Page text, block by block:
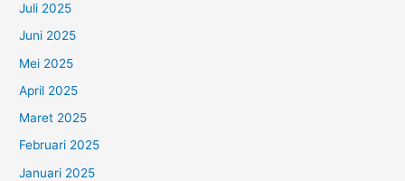
Juli 2025
Juni 2025
Mei 2025
April 2025
Maret 2025
Februari 2025
Januari 2025